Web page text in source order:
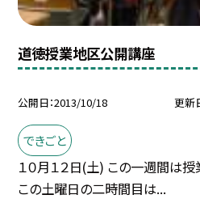
道徳授業地区公開講座
公開日 2013/10/18 更新
できごと
１０月１２日(土) この一週間は授
この土曜日の二時間目は...